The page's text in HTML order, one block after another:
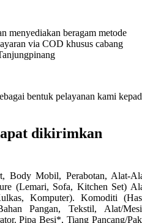
menyediakan beragam metode
via COD khusus cabang
bentuk pelayanan kami
dikirimkan
Body Mobil, Perabotan, Alat-
(Lemari, Sofa, Kitchen Set)
Komputer). Komoditi
Pangan, Tekstil, Alat/
Pipa Besi*, Tiang Pancang/